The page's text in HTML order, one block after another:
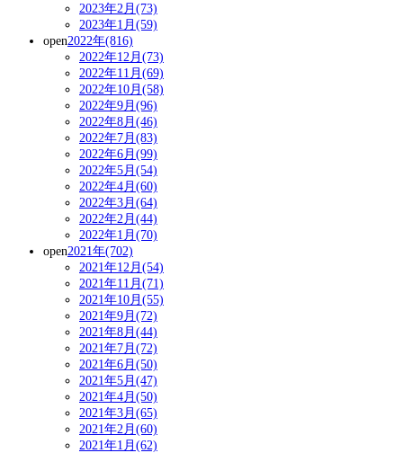
2023年2月(73)
2023年1月(59)
open2022年(816)
2022年12月(73)
2022年11月(69)
2022年10月(58)
2022年9月(96)
2022年8月(46)
2022年7月(83)
2022年6月(99)
2022年5月(54)
2022年4月(60)
2022年3月(64)
2022年2月(44)
2022年1月(70)
open2021年(702)
2021年12月(54)
2021年11月(71)
2021年10月(55)
2021年9月(72)
2021年8月(44)
2021年7月(72)
2021年6月(50)
2021年5月(47)
2021年4月(50)
2021年3月(65)
2021年2月(60)
2021年1月(62)